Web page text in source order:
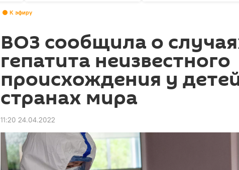
К эфиру
ВОЗ сообщила о
гепатита неизвестного
происхождения у
странах мира
11:20 24.04.2022